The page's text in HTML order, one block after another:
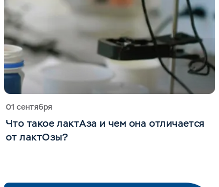
01 сентября
Что такое лактАза и чем она отличается
от лактОзы?